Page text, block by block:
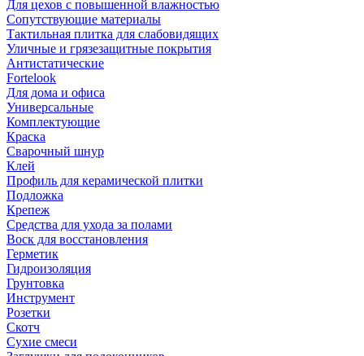
Для цехов с повышенной влажностью
Сопутствующие материалы
Тактильная плитка для слабовидящих
Уличные и грязезащитные покрытия
Антистатические
Fortelook
Для дома и офиса
Универсальные
Комплектующие
Краска
Сварочный шнур
Клей
Профиль для керамической плитки
Подложка
Крепеж
Средства для ухода за полами
Воск для восстановления
Герметик
Гидроизоляция
Грунтовка
Инструмент
Розетки
Скотч
Сухие смеси